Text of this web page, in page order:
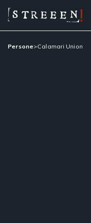
Persone>Calamari Union